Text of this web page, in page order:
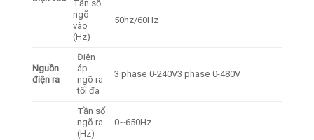
Tần số
ngõ
vào
(Hz)
50hz/60Hz
Nguồn
điện ra
Điện
áp
ngõ ra
tối đa
3 phase 0-240V3 phase 0-480V
Tần số
ngõ ra
(Hz)
0~650Hz